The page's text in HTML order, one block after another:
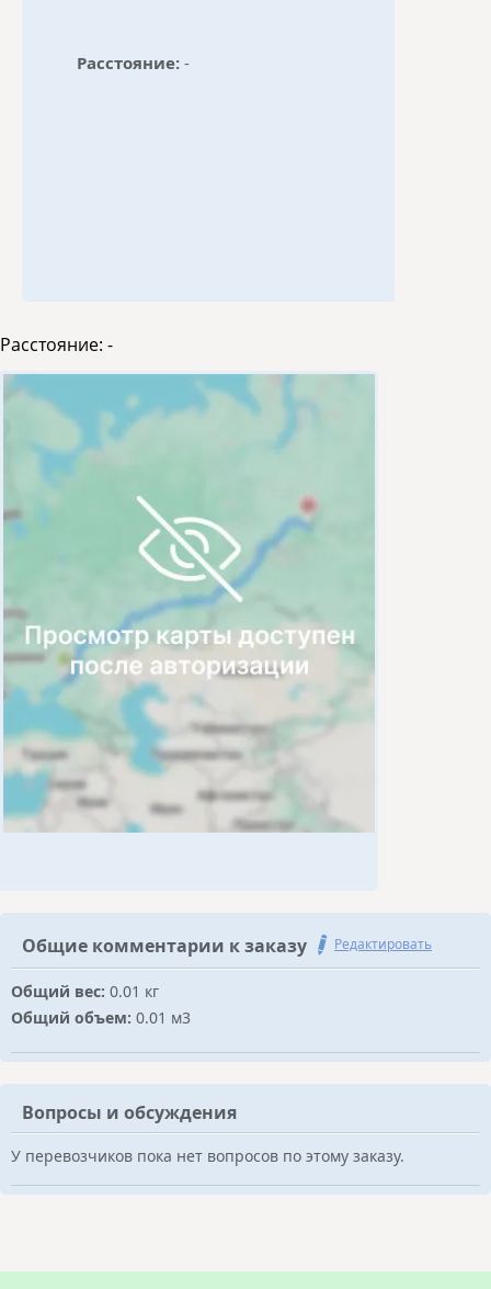
Расстояние: -
Расстояние: -
Общие комментарии к заказу Редактировать
Общий вес: 0.01 кг
Общий объем: 0.01 м3
Вопросы и обсуждения
У перевозчиков пока нет вопросов по этому заказу.